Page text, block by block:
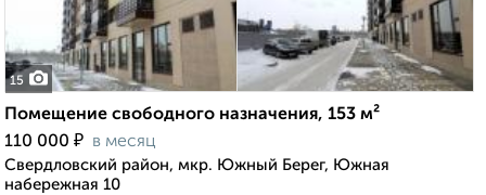
15
Помещение свободного назначения, 153 м²
110 000 ₽ в месяц
Свердловский район, мкр. Южный Берег, Южная
набережная 10